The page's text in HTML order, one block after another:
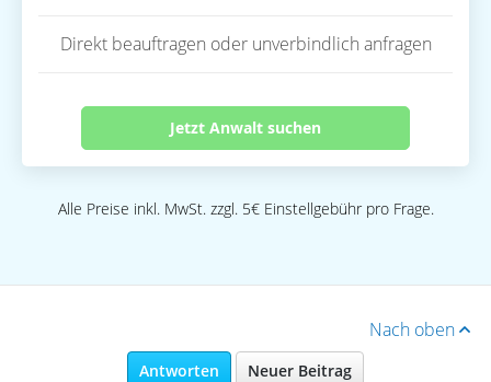
Direkt beauftragen oder unverbindlich anfragen
Jetzt Anwalt suchen
Alle Preise inkl. MwSt. zzgl. 5€ Einstellgebühr pro Frage.
Nach oben
Antworten Neuer Beitrag